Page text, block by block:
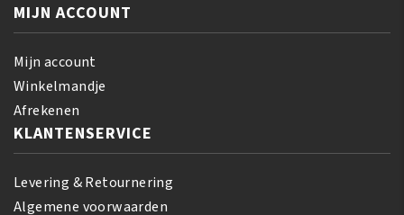
gr
aantal
Conditioner
MIJN ACCOUNT
Mijn account
Winkelmandje
Afrekenen
KLANTENSERVICE
Levering & Retournering
Algemene voorwaarden